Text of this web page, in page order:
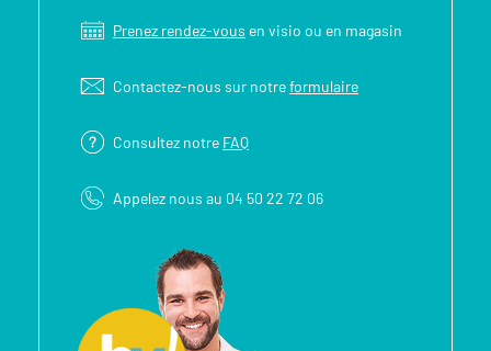
Prenez rendez-vous en visio ou en magasin
Contactez-nous sur notreformulaire
Consultez notre FAQ
Appelez nous au 04 50 22 72 06